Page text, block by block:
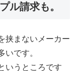
ル請求も。
挟まないメーカー
いです。
いうところです